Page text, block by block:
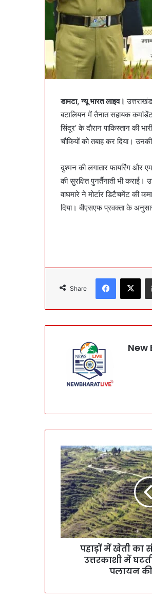
डामटा, न्यू भारत लाइव।
बटालियन में तैनात सहायक
सिंदूर’ के दौरान पाकिस्तान की
चौकियों को तबाह कर दिया।
दुश्मन की लगातार फायरिंग और
की सुरक्षित पुनर्तैनाती भी
वाघमारे ने मोर्टार डिटैचमेंट की
दिया। बीएसएफ प्रवक्ता के
Share
New
पहाड़ों में खेती का
उत्तरकाशी में
पलायन